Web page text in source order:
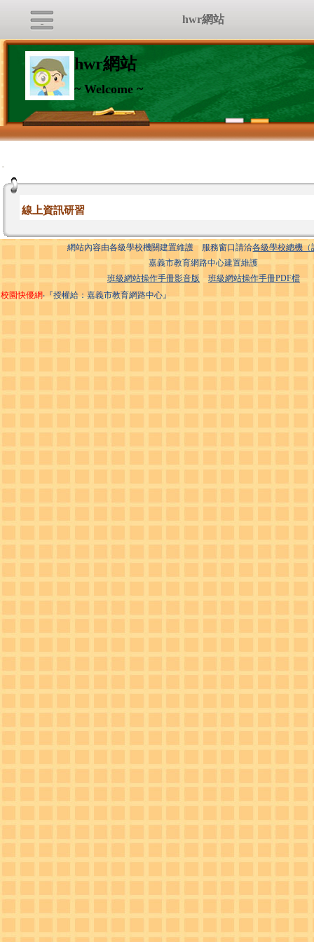
hwr網站
~ Welcome ~
:::
線上資訊研習
網站內容由各級學校機關建置維護 服務窗口請洽各級學校總機（
嘉義市教育網路中心建置維護
班級網站操作手冊影音版
班級網站操作手冊PDF檔
校園快優網‧『授權給：嘉義市教育網路中心』
hwr網站